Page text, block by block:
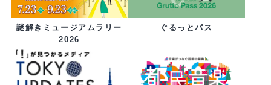
謎解きミュージアムラリー
2026
ぐるっとパス